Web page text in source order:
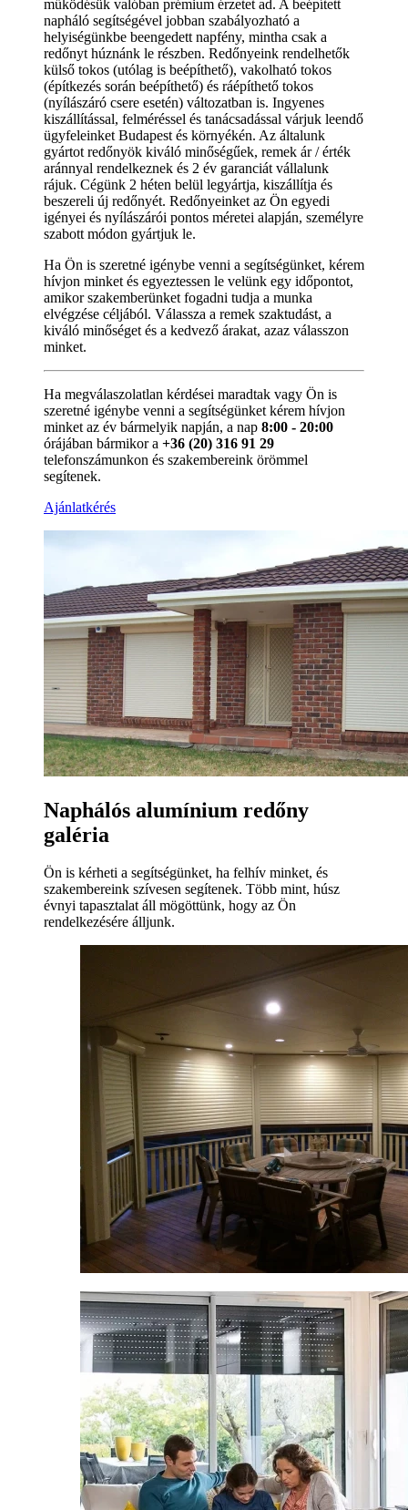
működésük valóban prémium érzetet ad. A beépített
napháló segítségével jobban szabályozható a
helyiségünkbe beengedett napfény, mintha csak a
redőnyt húznánk le részben. Redőnyeink rendelhetők
külső tokos (utólag is beépíthető), vakolható tokos
(építkezés során beépíthető) és ráépíthető tokos
(nyílászáró csere esetén) változatban is. Ingyenes
kiszállítással, felméréssel és tanácsadással várjuk leendő
ügyfeleinket Budapest és környékén. Az általunk
gyártot redőnyök kiváló minőségűek, remek ár / érték
aránnyal rendelkeznek és 2 év garanciát vállalunk
rájuk. Cégünk 2 héten belül legyártja, kiszállítja és
beszereli új redőnyét. Redőnyeinket az Ön egyedi
igényei és nyílászárói pontos méretei alapján, személyre
szabott módon gyártjuk le.
Ha Ön is szeretné igénybe venni a segítségünket, kérem
hívjon minket és egyeztessen le velünk egy időpontot,
amikor szakemberünket fogadni tudja a munka
elvégzése céljából. Válassza a remek szaktudást, a
kiváló minőséget és a kedvező árakat, azaz válasszon
minket.
Ha megválaszolatlan kérdései maradtak vagy Ön is
szeretné igénybe venni a segítségünket kérem hívjon
minket az év bármelyik napján, a nap 8:00 - 20:00
órájában bármikor a +36 (20) 316 91 29
telefonszámunkon és szakembereink örömmel
segítenek.
Ajánlatkérés
Naphálós alumínium redőny
galéria
Ön is kérheti a segítségünket, ha felhív minket, és
szakembereink szívesen segítenek. Több mint, húsz
évnyi tapasztalat áll mögöttünk, hogy az Ön
rendelkezésére álljunk.